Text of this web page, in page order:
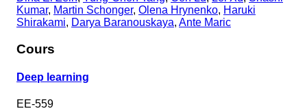
Kumar, Martin Schonger, Olena Hrynenko, Haruki
Shirakami, Darya Baranouskaya, Ante Maric
Cours
Deep learning
EE-559